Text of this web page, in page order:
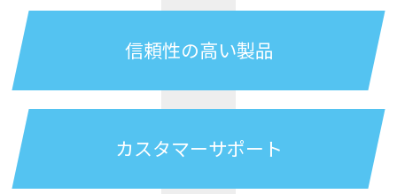
信頼性の高い製品
カスタマーサポート